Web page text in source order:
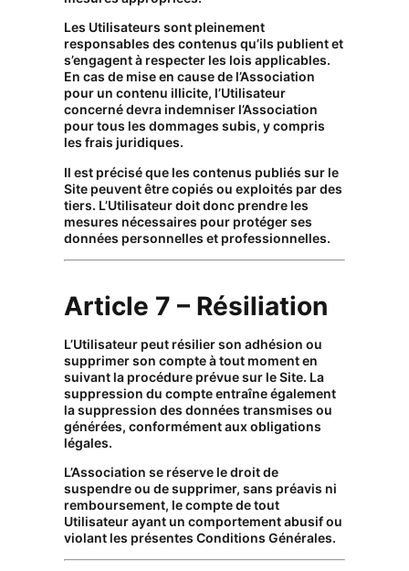
Les Utilisateurs sont pleinement
responsables des contenus qu’ils publient et
s’engagent à respecter les lois applicables.
En cas de mise en cause de l’Association
pour un contenu illicite, l’Utilisateur
concerné devra indemniser l’Association
pour tous les dommages subis, y compris
les frais juridiques.
Il est précisé que les contenus publiés sur le
Site peuvent être copiés ou exploités par des
tiers. L’Utilisateur doit donc prendre les
mesures nécessaires pour protéger ses
données personnelles et professionnelles.
Article 7 – Résiliation
L’Utilisateur peut résilier son adhésion ou
supprimer son compte à tout moment en
suivant la procédure prévue sur le Site. La
suppression du compte entraîne également
la suppression des données transmises ou
générées, conformément aux obligations
légales.
L’Association se réserve le droit de
suspendre ou de supprimer, sans préavis ni
remboursement, le compte de tout
Utilisateur ayant un comportement abusif ou
violant les présentes Conditions Générales.